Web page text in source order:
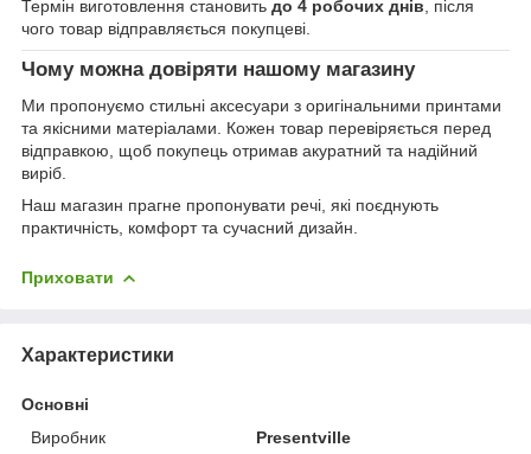
Термін виготовлення становить до 4 робочих днів , після
чого товар відправляється покупцеві.
Чому можна довіряти нашому магазину
Ми пропонуємо стильні аксесуари з оригінальними принтами
та якісними матеріалами. Кожен товар перевіряється перед
відправкою, щоб покупець отримав акуратний та надійний
виріб.
Наш магазин прагне пропонувати речі, які поєднують
практичність, комфорт та сучасний дизайн.
Приховати
Характеристики
Основні
Виробник
Presentville